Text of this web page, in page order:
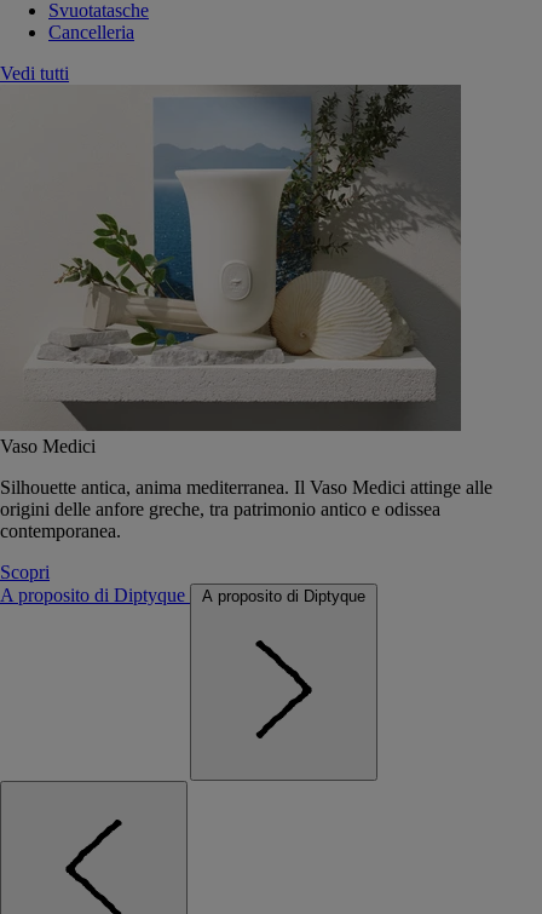
Svuotatasche
Cancelleria
Vedi tutti
Vaso Medici
Silhouette antica, anima mediterranea. Il Vaso Medici attinge alle
origini delle anfore greche, tra patrimonio antico e odissea
contemporanea.
Scopri
A proposito di Diptyque
A proposito di Diptyque